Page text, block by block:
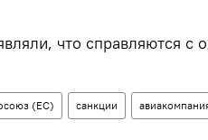
что справляются с
(ЕС) санкции